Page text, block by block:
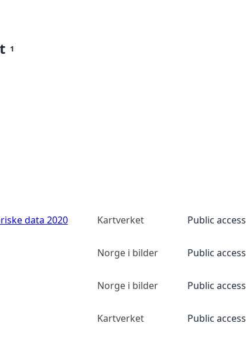
1
data 2020 Kartverket Public access
Norge i bilder Public access
Norge i bilder Public access
Kartverket Public access